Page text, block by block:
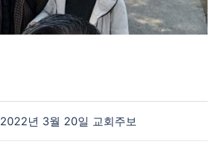
2022년 3월 20일 교회주보